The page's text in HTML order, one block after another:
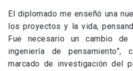
El diplomado me enseñó una
los proyectos y la vida,
Fue necesario un cambio de
ingeniería de
marcado de investigación del